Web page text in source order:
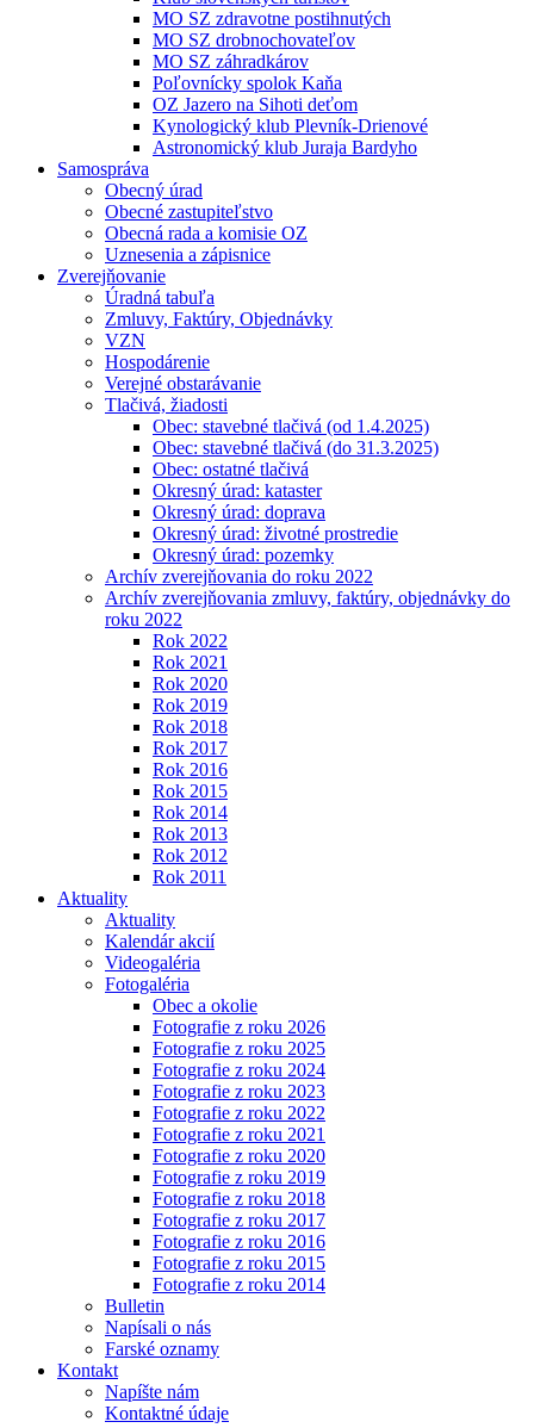
MO SZ zdravotne postihnutých
MO SZ drobnochovateľov
MO SZ záhradkárov
Poľovnícky spolok Kaňa
OZ Jazero na Sihoti deťom
Kynologický klub Plevník-Drienové
Astronomický klub Juraja Bardyho
Samospráva
Obecný úrad
Obecné zastupiteľstvo
Obecná rada a komisie OZ
Uznesenia a zápisnice
Zverejňovanie
Úradná tabuľa
Zmluvy, Faktúry, Objednávky
VZN
Hospodárenie
Verejné obstarávanie
Tlačivá, žiadosti
Obec: stavebné tlačivá (od 1.4.2025)
Obec: stavebné tlačivá (do 31.3.2025)
Obec: ostatné tlačivá
Okresný úrad: kataster
Okresný úrad: doprava
Okresný úrad: životné prostredie
Okresný úrad: pozemky
Archív zverejňovania do roku 2022
Archív zverejňovania zmluvy, faktúry, objednávky do
roku 2022
Rok 2022
Rok 2021
Rok 2020
Rok 2019
Rok 2018
Rok 2017
Rok 2016
Rok 2015
Rok 2014
Rok 2013
Rok 2012
Rok 2011
Aktuality
Aktuality
Kalendár akcií
Videogaléria
Fotogaléria
Obec a okolie
Fotografie z roku 2026
Fotografie z roku 2025
Fotografie z roku 2024
Fotografie z roku 2023
Fotografie z roku 2022
Fotografie z roku 2021
Fotografie z roku 2020
Fotografie z roku 2019
Fotografie z roku 2018
Fotografie z roku 2017
Fotografie z roku 2016
Fotografie z roku 2015
Fotografie z roku 2014
Bulletin
Napísali o nás
Farské oznamy
Kontakt
Napíšte nám
Kontaktné údaje